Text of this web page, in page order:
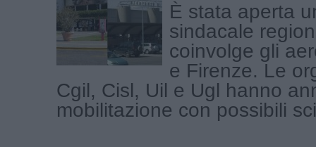
È stata aperta
sindacale
coinvolge gli
e Firenze. Le
Cgil, Cisl, Uil e Ugl hanno
mobilitazione con possibili